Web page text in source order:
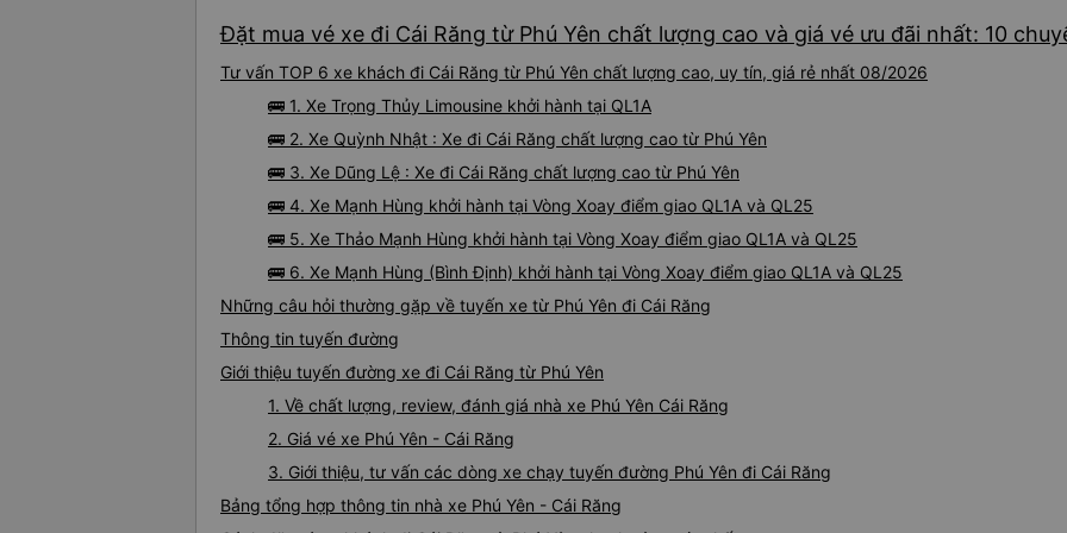
cấp bàn chải đánh răng, đó
nghỉ đêm nào cho đến
thực sự hy vọng rằng trong
thường xuyên theo lịch
Đặt mua vé xe đi Cái Răng từ Phú Yên chất lượng cao và giá vé ưu đãi nhất: 10
Tư vấn TOP 6 xe khách đi Cái Răng từ Phú Yên chất lượng cao, uy tín, giá rẻ nhất 08/2026
🚌 1. Xe Trọng Thủy Limousine khởi hành tại QL1A
🚌 2. Xe Quỳnh Nhật : Xe đi Cái Răng chất lượng cao từ Phú Yên
🚌 3. Xe Dũng Lệ : Xe đi Cái Răng chất lượng cao từ Phú Yên
🚌 4. Xe Mạnh Hùng khởi hành tại Vòng Xoay điểm giao QL1A và QL25
🚌 5. Xe Thảo Mạnh Hùng khởi hành tại Vòng Xoay điểm giao QL1A và QL25
🚌 6. Xe Mạnh Hùng (Bình Định) khởi hành tại Vòng Xoay điểm giao QL1A và QL25
Những câu hỏi thường gặp về tuyến xe từ Phú Yên đi Cái Răng
Thông tin tuyến đường
Giới thiệu tuyến đường xe đi Cái Răng từ Phú Yên
1. Về chất lượng, review, đánh giá nhà xe Phú Yên Cái Răng
2. Giá vé xe Phú Yên - Cái Răng
3. Giới thiệu, tư vấn các dòng xe chạy tuyến đường Phú Yên đi Cái Răng
Bảng tổng hợp thông tin nhà xe Phú Yên - Cái Răng